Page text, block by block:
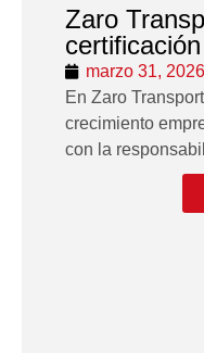
Zaro
marzo 31, 2026
En Zaro
crecimiento
con la